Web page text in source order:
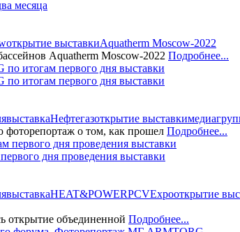
месяца
открытие выставкиAquatherm Moscow-2022
Aquatherm Moscow-2022 Подробнее...
итогам первого дня выставки
выставкаНефтегазоткрытие выставки
о том, как прошел Подробнее...
дня проведения выставки
выставкаHEAT&POWERPCVExpoоткрытие
открытие объединенной Подробнее...